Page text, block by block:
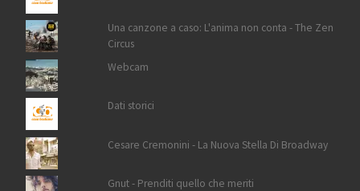
Una canzone a caso: L'anima non conta - The Zen
Circus
Webcam
Dati storici
Cesare Cremonini - La Nuova Stella Di Broadway
Gnut - Prenditi quello che meriti